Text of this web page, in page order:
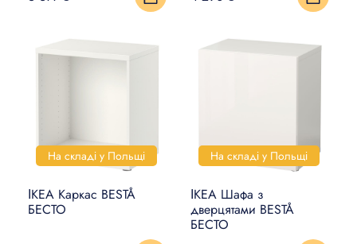
На складі у Польщі
ІКЕА Каркас BESTÅ
БЕСТО
На складі у Польщі
ІКЕА Шафа з
дверцятами BESTÅ
БЕСТО